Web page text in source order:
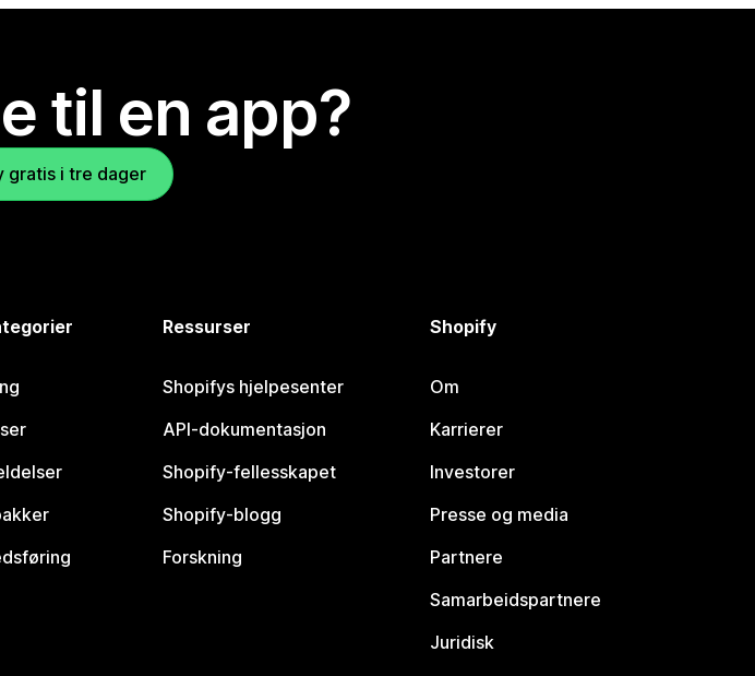
til en app?
gratis i tre dager
Ressurser
Shopifys hjelpesenter
API-dokumentasjon
Shopify-fellesskapet
Shopify-blogg
Forskning
Shopify
Om
Karrierer
Investorer
Presse og media
Partnere
Samarbeidspartnere
Juridisk